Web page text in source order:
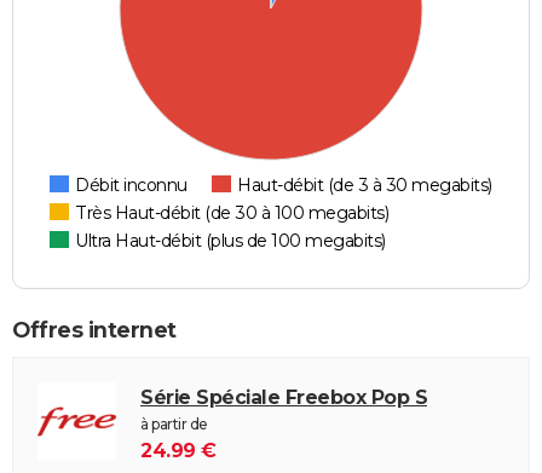
Débit inconnu
Haut-débit (de 3 à 30 megabits)
Très Haut-débit (de 30 à 100 megabits)
Ultra Haut-débit (plus de 100 megabits)
Offres internet
Série Spéciale Freebox Pop S
à partir de
24.99 €